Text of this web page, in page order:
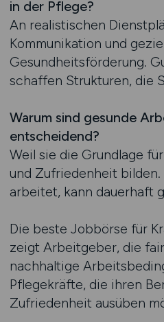
in der Pflege?
An realistischen
Kommunikation und
Gesundheitsförderung.
schaffen Strukturen, die
Warum sind gesunde
entscheidend?
Weil sie die Grundlage
und Zufriedenheit bilden.
arbeitet, kann dauerhaft
Die beste Jobbörse für
zeigt Arbeitgeber, die
nachhaltige
Pflegekräfte, die ihren
Zufriedenheit ausüben